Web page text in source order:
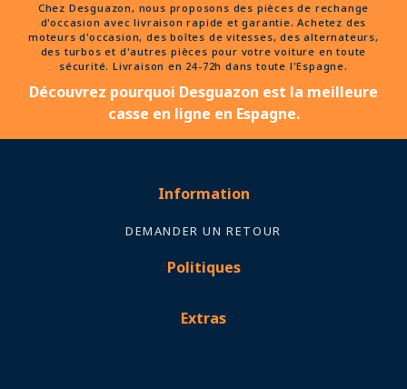
Chez Desguazon, nous proposons des pièces de rechange
d'occasion avec livraison rapide et garantie. Achetez des
moteurs d'occasion, des boîtes de vitesses, des alternateurs,
des turbos et d'autres pièces pour votre voiture en toute
sécurité. Livraison en 24-72h dans toute l'Espagne.
Découvrez pourquoi Desguazon est la meilleure
casse en ligne en Espagne.
Information
DEMANDER UN RETOUR
Politiques
Extras